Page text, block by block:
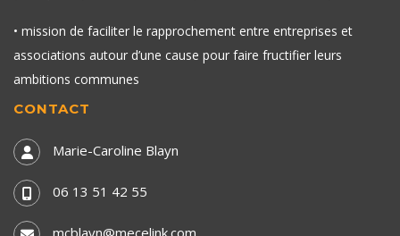
• mission de faciliter le rapprochement entre entreprises et
associations autour d’une cause pour faire fructifier leurs
ambitions communes
CONTACT
Marie-Caroline Blayn
06 13 51 42 55
mcblayn@mecelink.com